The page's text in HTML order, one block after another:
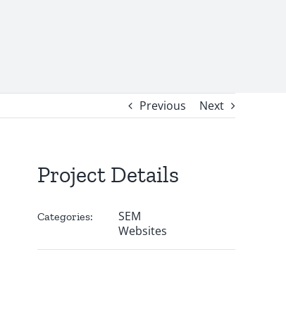
Previous Next
Project Details
Categories:
SEM
Websites